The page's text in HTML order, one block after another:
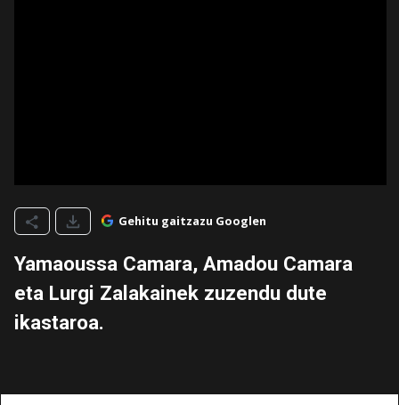
Gehitu gaitzazu Googlen
Yamaoussa Camara, Amadou Camara
eta Lurgi Zalakainek zuzendu dute
ikastaroa.